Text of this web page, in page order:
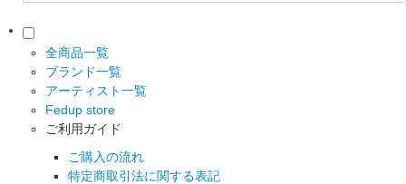
全商品一覧
ブランド一覧
アーティスト一覧
Fedup store
ご利用ガイド
ご購入の流れ
特定商取引法に関する表記